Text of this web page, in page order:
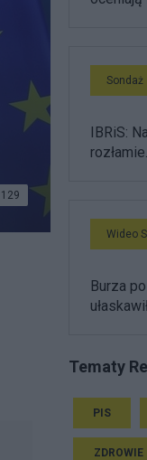
129
Sondaż
IBRiS:
Wideo
Burza
Tematy
PIS
ZDROWIE